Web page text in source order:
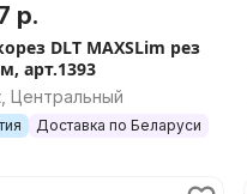
р.
DLT MAXSLim рез
арт.1393
Центральный
Доставка по Беларуси